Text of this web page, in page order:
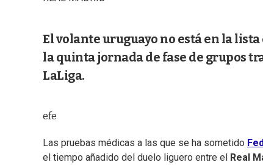
El volante uruguayo no está en la
la quinta jornada de fase de grupos
LaLiga.
efe
Las pruebas médicas a las que se ha sometido
el tiempo añadido del duelo liguero entre el
Real